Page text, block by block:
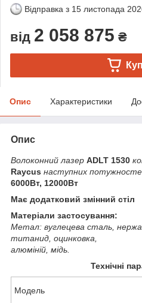
Відправка з 15 листопада
від 2 058 875 ₴
Опис Характеристики
Опис
Волоконний лазер ADLT 1530
Raycus наступних
6000Вт, 12000Вт
Має додатковий змінний стіл
Матеріали застосування:
Метал: вуглецева сталь,
титанид, оцинковка,
алюміній, мідь.
Технічні
Модель